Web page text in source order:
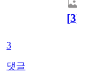
3
댓글
[3]